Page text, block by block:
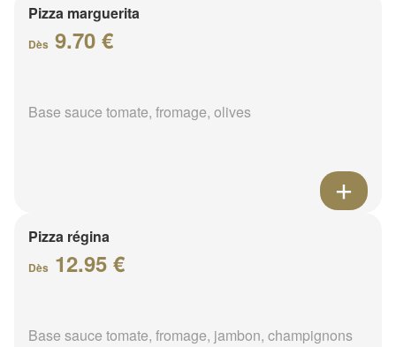
Pizza marguerita
Dès 9.70 €
Base sauce tomate, fromage, olives
Pizza régina
Dès 12.95 €
Base sauce tomate, fromage, jambon, champignons